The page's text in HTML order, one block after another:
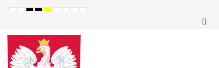
Default
NightHigh
mode
High
mode
High
mode
SetSetMake
Set